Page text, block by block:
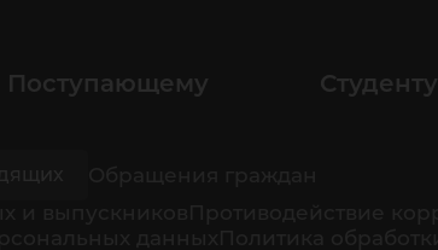
Поступающему Студенту